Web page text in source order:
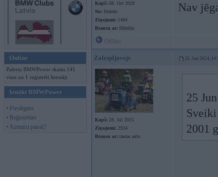
Online
Pašreiz BMWPower skatās 141
viesi un 1 reģistrēti lietotāji.
Ienākt BMWPower
• Pieslēgties
• Reģistrēties
• Aizmirsi paroli?
Kopš: 08. Oct 2020
No: Dobele
Ziņojumi: 1484
Braucu ar: Hibrīdu
Nav
Zalespljavejs 25. Jun 2024,
Kopš: 28. Jul 2015
Ziņojumi: 2924
Braucu ar: tautas auto
25
2001